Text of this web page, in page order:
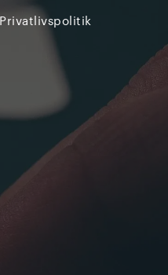
Privatlivspolitik